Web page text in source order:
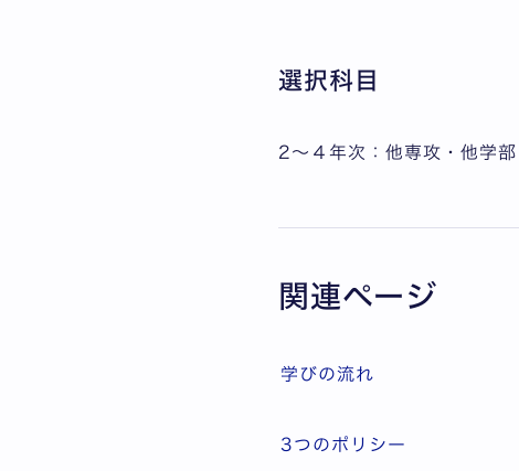
選択科目
2～４年次：他専攻・他学部
関連ページ
学びの流れ
3つのポリシー